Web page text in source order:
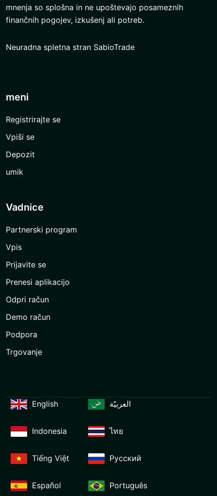
mnenja so splošna in ne upoštevajo posameznih
finančnih pogojev, izkušenj ali potreb.
Neuradna spletna stran SabioTrade
meni
Registrirajte se
Vpiši se
Depozit
umik
Vadnice
Partnerski program
Vpis
Prijavite se
Prenesi aplikacijo
Odpri račun
Demo račun
Podpora
Trgovanje
English العربيّة
Indonesia ไทย
Tiếng Việt Русский
Español Português